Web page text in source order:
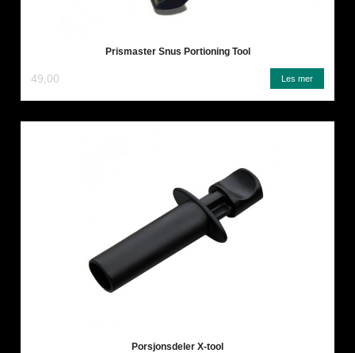
Prismaster Snus Portioning Tool
49,00 Les mer
Porsjonsdeler X-tool